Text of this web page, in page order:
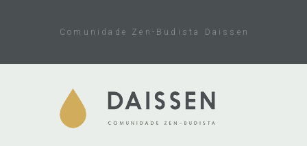
Comunidade Zen-Budista Daissen